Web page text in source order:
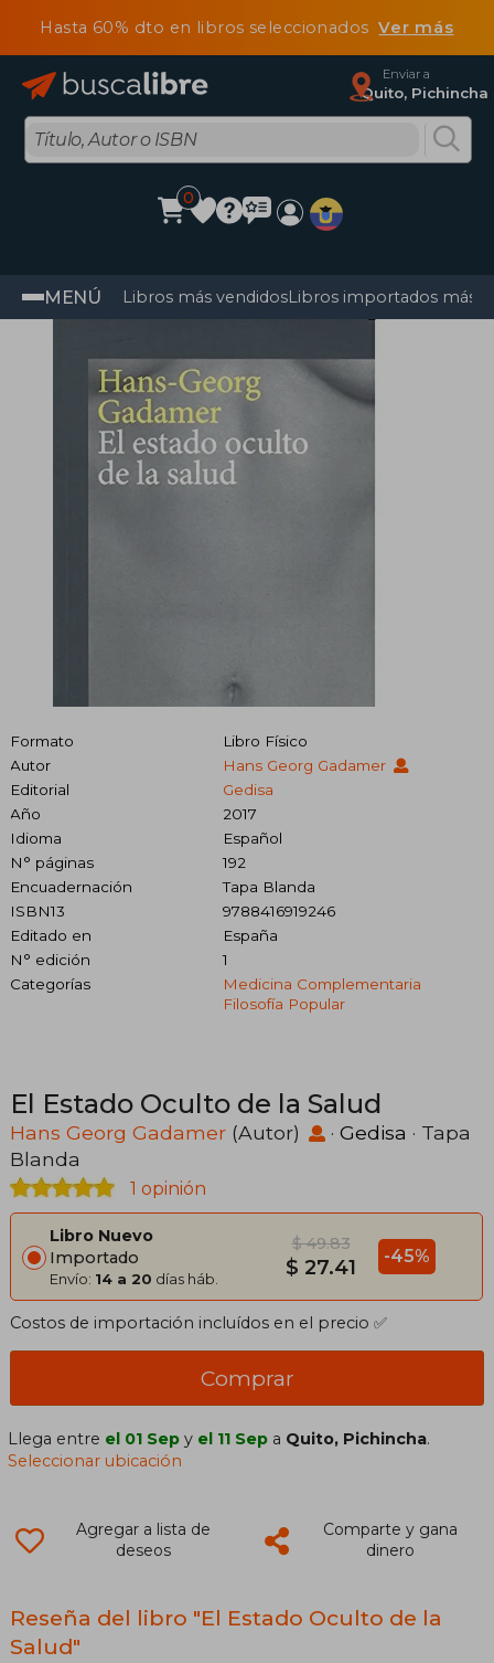
Hasta 60% dto en libros seleccionadosVer más
Enviar a
Quito, Pichincha
0
MENÚ Libros más vendidosLibros importados más
Formato
Libro Físico
Autor
Hans Georg Gadamer
Editorial
Gedisa
Año
2017
Idioma
Español
N° páginas
192
Encuadernación
Tapa Blanda
ISBN13
9788416919246
Editado en
España
N° edición
1
Categorías
Medicina Complementaria
Filosofía Popular
El Estado Oculto de la Salud
Hans Georg Gadamer (Autor) · Gedisa · Tapa
Blanda
1 opinión
Libro Nuevo
Importado
Envío: 14 a 20 días háb.
$ 49.83
$ 27.41 -45%
Costos de importación incluídos en el precio ✅
Comprar
Llega entre el 01 Sep y el 11 Sep a Quito, Pichincha.
Seleccionar ubicación
Agregar a lista de
deseos
Comparte y gana
dinero
Reseña del libro "El Estado Oculto de la
Salud"